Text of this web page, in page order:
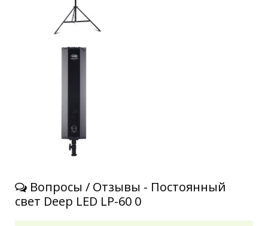
Вопросы / Отзывы - Постоянный
свет Deep LED LP-60 0